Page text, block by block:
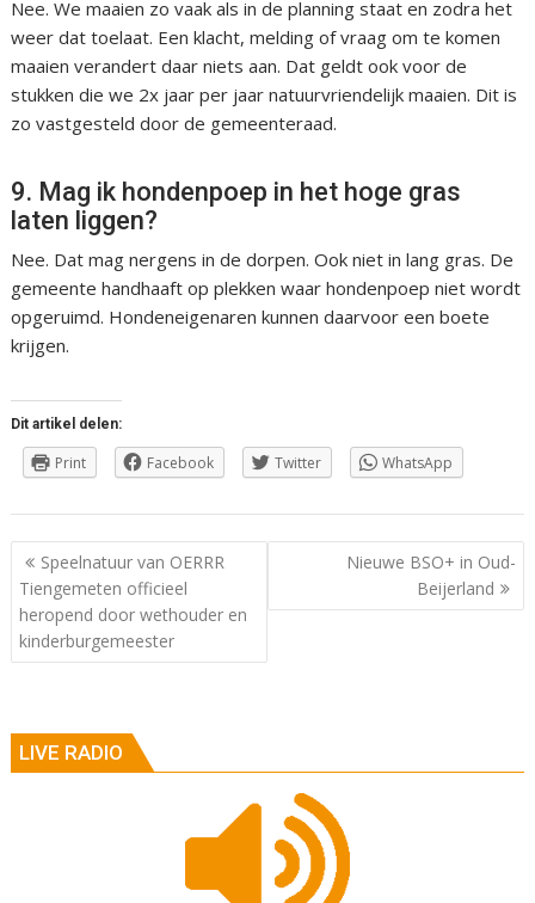
Nee. We maaien zo vaak als in de planning staat en zodra het
weer dat toelaat. Een klacht, melding of vraag om te komen
maaien verandert daar niets aan. Dat geldt ook voor de
stukken die we 2x jaar per jaar natuurvriendelijk maaien. Dit is
zo vastgesteld door de gemeenteraad.
9. Mag ik hondenpoep in het hoge gras
laten liggen?
Nee. Dat mag nergens in de dorpen. Ook niet in lang gras. De
gemeente handhaaft op plekken waar hondenpoep niet wordt
opgeruimd. Hondeneigenaren kunnen daarvoor een boete
krijgen.
Dit artikel delen:
Print Facebook Twitter WhatsApp
Berichtnavigatie
Speelnatuur van OERRR
Tiengemeten officieel
heropend door wethouder en
kinderburgemeester
Nieuwe BSO+ in Oud-
Beijerland
LIVE RADIO